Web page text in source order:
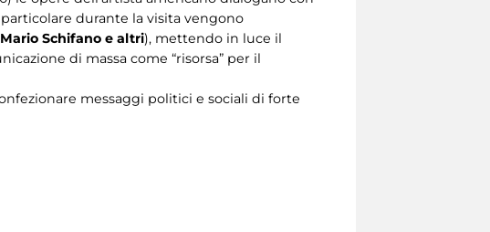
durante la visita vengono
Schifano e altri), mettendo in luce il
di massa come “risorsa” per il
messaggi politici e sociali di forte